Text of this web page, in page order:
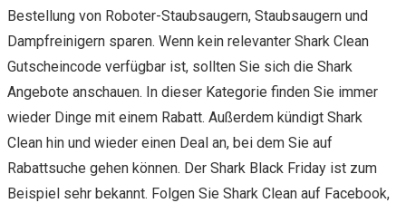
Bestellung von Roboter-Staubsaugern, Staubsaugern und
Dampfreinigern sparen. Wenn kein relevanter Shark Clean
Gutscheincode verfügbar ist, sollten Sie sich die Shark
Angebote anschauen. In dieser Kategorie finden Sie immer
wieder Dinge mit einem Rabatt. Außerdem kündigt Shark
Clean hin und wieder einen Deal an, bei dem Sie auf
Rabattsuche gehen können. Der Shark Black Friday ist zum
Beispiel sehr bekannt. Folgen Sie Shark Clean auf Facebook,